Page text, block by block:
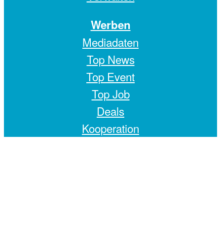
Werben
Mediadaten
Top News
Top Event
Top Job
Deals
Kooperation